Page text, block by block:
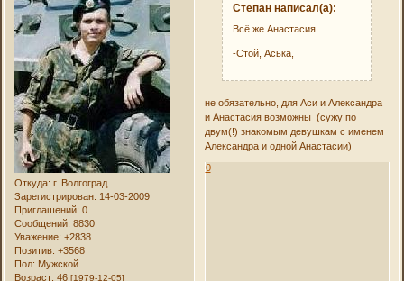
Откуда: г. Волгоград
Зарегистрирован: 14-03-2009
Приглашений: 0
Сообщений: 8830
Уважение: +2838
Позитив: +3568
Пол: Мужской
Возраст: 46[1979-12-05]
Степан написал(а):
Всё же Анастасия.
-Стой, Аська,
не обязательно, для Аси и Александра
и Анастасия возможны (сужу по
двум(!) знакомым девушкам с именем
Александра и одной Анастасии)
0